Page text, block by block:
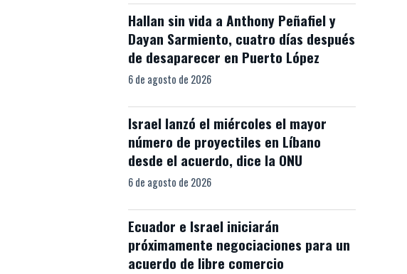
Hallan sin vida a Anthony Peñafiel y
Dayan Sarmiento, cuatro días después
de desaparecer en Puerto López
6 de agosto de 2026
Israel lanzó el miércoles el mayor
número de proyectiles en Líbano
desde el acuerdo, dice la ONU
6 de agosto de 2026
Ecuador e Israel iniciarán
próximamente negociaciones para un
acuerdo de libre comercio